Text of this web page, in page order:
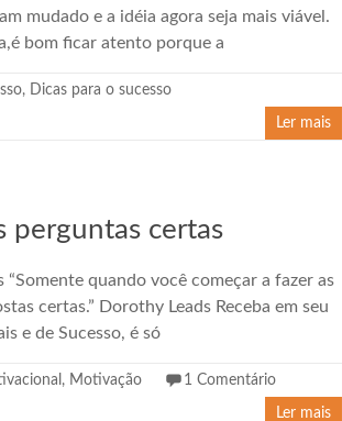
mudado e a idéia agora seja mais viável.
bom ficar atento porque a
, Dicas para o sucesso
Ler mais
perguntas certas
quando você começar a fazer as
certas.” Dorothy Leads Receba em seu
e de Sucesso, é só
, Motivação 1 Comentário
Ler mais